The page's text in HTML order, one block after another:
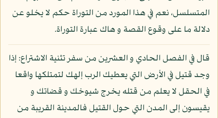
المتسلسل، نعم في هذا المورد من التوراة حكم لا يخلو عن
دلالة ما على وقوع القصة و هاك عبارة التوراة.
قال في الفصل الحادي و العشرين من سفر تثنية الاشتراع: إذا
وجد قتيل في الأرض التي يعطيك الرب إلهك لتمتلكها واقعا
في الحقل لا يعلم من قتله يخرج شيوخك و قضاتك و
يقيسون إلى المدن التي حول القتيل فالمدينة القريبة من